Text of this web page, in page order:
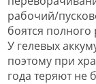
рабочий/
боятся
У гелевых
поэтому при
года теряют не